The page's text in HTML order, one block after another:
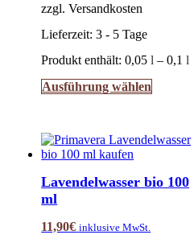
zzgl. Versandkosten
Lieferzeit:3 - 5 Tage
Produkt enthält: 0,05l – 0,1l
Ausführung wählen
Varianten
Optionen
Lavendelwasser bio 100
ml
11,90€ inklusive MwSt.